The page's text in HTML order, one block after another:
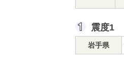
震度1
岩手県